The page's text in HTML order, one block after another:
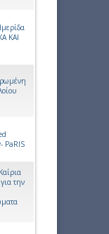
ΚΑΙ
PaRIS
την